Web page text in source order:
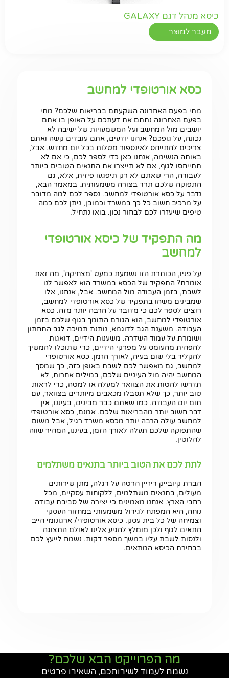
כיסא מנהל דגם GALAXY
מעבר למוצר
כסא אורטופדי למחשב
מתי בפעם האחרונה השקעתם בבריאות שלכם? מתי
בפעם האחרונה נתתם את דעתכם על האופן בו אתם
יושבים מול המחשב ועל המשמעויות של ישיבה לא
נכונה, על גופכם? אנחנו יודעים, אתם עובדים קשה ואתם
צריכים להתייחס לאינספור מטלות בכל יום מחדש. אבל,
באותה הנשימה, אנחנו כאן כדי לספר לכם, כי אם לא
תתייחסו לגוף, אם לא תייצרו את התנאים הטובים ביותר
לעבודה, הרי שאתם לא רק תיפגעו פיזית, אלא, גם
התפוקה שלכם תרד בצורה משמעותית. במאמר הבא,
נדבר על כסא אורטופדי למחשב. נספר לכם למה מדובר
על מרכיב חשוב כל כך במשרד וכמובן, ניתן לכם כמה
טיפים שיעזרו לכם לבחור נכון. בואו נתחיל.
מה התפקיד של כיסא אורטופדי
למחשב
על פניו, הכותרת הזו נשמעת כמעט 'מצחיקה', מה זאת
אומרת? התפקיד של הכסא במשרד הוא לאפשר לנו
לשבת, בזמן העבודה מול המחשב. אבל, אנחנו, אלו
שמבינים משהו בתפקיד של כסא אורטופדי למחשב,
רוצים לספר לכם כי מדובר על הרבה יותר מזה. כסא
אורטופדי למחשב, הוא הגורם התומך בגוף שלכם בזמן
העבודה. משענת הגב לדוגמא, נותנת תמיכה לגב התחתון
ושומרת על עמוד השדרה. משענות הידיים, דואגות
להפחית מהעומס על מפרקי הידיים, כדי שתוכלו להמשיך
להקליד בלי שום בעיה, לאורך הזמן. כסא אורטופדי
למחשב, גם מאפשר לכם לשבת באופן כזה, כך שמסך
המחשב יהיה מול העיניים שלכם, במילים אחרות, לא
תדרשו להטות את הצוואר למעלה או למטה, כדי לראות
טוב יותר, כך שלא תסבלו מכאבים מיותרים בצוואר, עם
תום יום העבודה. כמו שאתם כבר מבינים, בעיננו, אין
דבר חשוב יותר מהבריאות שלכם. אמנם, כסא אורטופדי
למחשב עולה הרבה יותר מכסא משרד רגיל, אבל משום
שהתפוקה שלכם תעלה לאורך הזמן, בעיננו, המחיר שווה
לחלוטין.
לתת לכם את הטוב ביותר בתנאים משתלמים
חברת קיובייק דיזיין חרטה על דגלה, מתן שירותים
מעולים, בתנאים משתלמים, ללקוחות עסקיים, מכל
רחבי הארץ. אנחנו מאמינים כי יצירה של סביבת עבודה
נוחה, היא המפתח לגידול משמעותי במחזור העסקי
וצמיחה של כל בית עסק. כיסא אורטופדי/ ארגונומי חייב
התאים לגוף ולכן מומלץ להגיע אלינו לאולם התצוגה
ולנסות לשבת עליו במשך מספר דקות. נשמח לייעץ לכם
בבחירת הכיסא המתאים.
מה הפרוייקט הבא שלכם?
נשמח לעמוד לשירותכם, השאירו פרטים